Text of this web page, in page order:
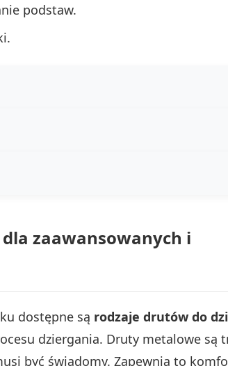
podstaw.
zaawansowanych i
dostępne są rodzaje drutów do
dziergania. Druty metalowe są
być świadomy. Zapewnia to